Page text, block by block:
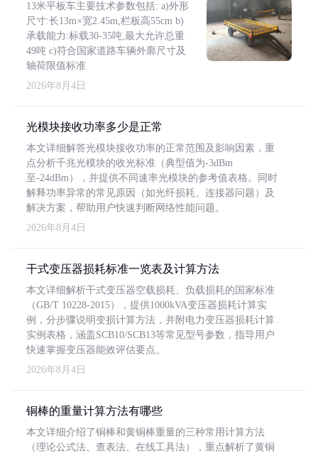
13米平板车主要技术参数包括: a)外形
尺寸:长13m×宽2.45m,栏板高55cm b)
承载能力:标载30-35吨,最大允许总重
49吨 c)符合国家道路车辆外廓尺寸及
轴荷限值标准
2026年8月4日
光模块接收功率多少是正常
本文详细解答光模块接收功率的正常范围及影响因素，重
点分析千兆光模块的收光标准（典型值为-3dBm
至-24dBm），并提供不同速率光模块的参考值表格。同时
解释功率异常的常见原因（如光纤损耗、连接器问题）及
解决方案，帮助用户快速判断网络性能问题。
2026年8月4日
干式变压器损耗标准一览表及计算方法
本文详细解析干式变压器空载损耗、负载损耗的国家标准
（GB/T 10228-2015），提供1000kVA变压器损耗计算实
例，分步骤说明变损计算方法，并附电力变压器损耗计算
实例表格，涵盖SCB10/SCB13等常见型号参数，指导用户
快速掌握变压器能效评估要点。
2026年8月4日
铜棒的重量计算方法有哪些
本文详细介绍了铜棒和黄铜棒重量的三种常用计算方法
（理论公式法、查表法、在线工具法），重点解析了黄铜